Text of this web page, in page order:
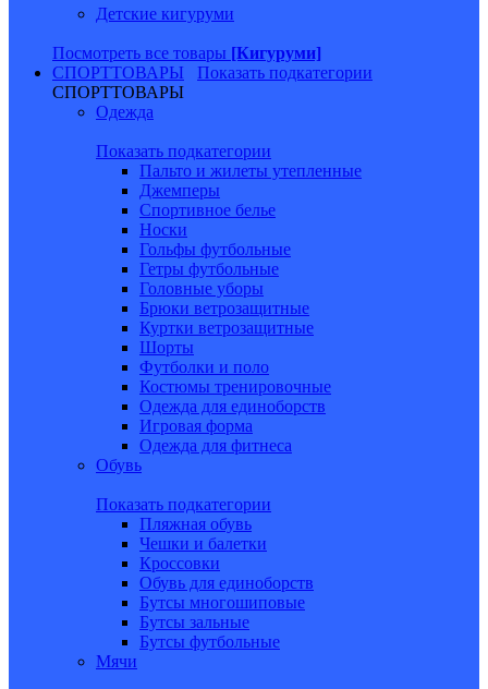
Детские кигуруми
Посмотреть все товары [Кигуруми]
СПОРТТОВАРЫ
Показать подкатегории
СПОРТТОВАРЫ
Одежда
Показать подкатегории
Пальто и жилеты утепленные
Джемперы
Спортивное белье
Носки
Гольфы футбольные
Гетры футбольные
Головные уборы
Брюки ветрозащитные
Куртки ветрозащитные
Шорты
Футболки и поло
Костюмы тренировочные
Одежда для единоборств
Игровая форма
Одежда для фитнеса
Обувь
Показать подкатегории
Пляжная обувь
Чешки и балетки
Кроссовки
Обувь для единоборств
Бутсы многошиповые
Бутсы зальные
Бутсы футбольные
Мячи